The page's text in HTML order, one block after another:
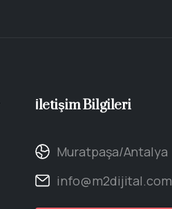
İletişimBilgileri
Muratpaşa/Antalya
info@m2dijital.com